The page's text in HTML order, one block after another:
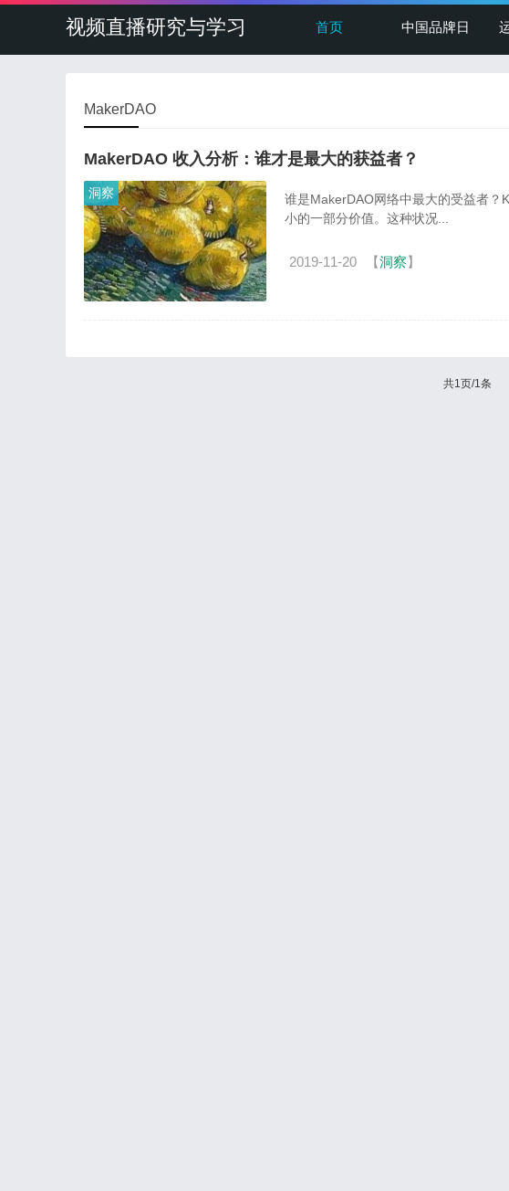
视频直播研究与学习 首页 中国品牌日
MakerDAO
MakerDAO 收入分析：谁才是最大的获益者？
洞察
谁是MakerDAO网络中最大的受益者？
小的一部分价值。这种状况...
2019-11-20 【洞察】
共1页/1条